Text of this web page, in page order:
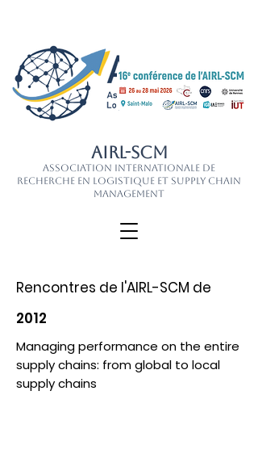
AIRL-SCM
Association Internationale de
Recherche en Logistique et Supply Chain
Management
Rencontres de l'AIRL-SCM de
2012
Managing performance on the entire
supply chains: from global to local
supply chains